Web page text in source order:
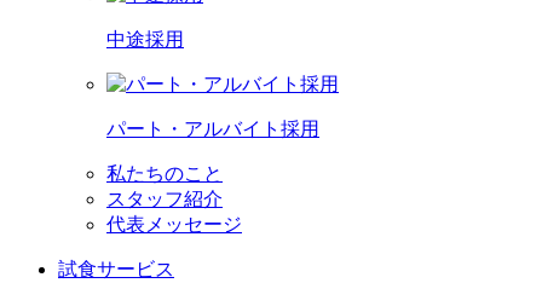
中途採用
パート・アルバイト採用
私たちのこと
スタッフ紹介
代表メッセージ
試食サービス